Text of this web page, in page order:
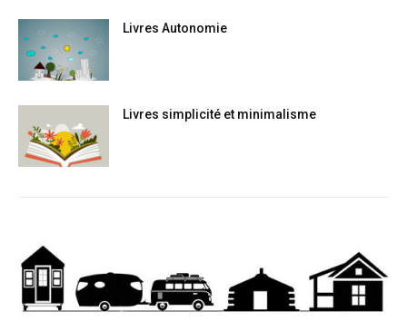
Livres Autonomie
Livres simplicité et minimalisme